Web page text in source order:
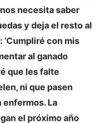
necesita saber
y deja el resto al
‘Cumpliré con mis
al ganado
que les falte
ni que pasen
enfermos. La
el próximo año